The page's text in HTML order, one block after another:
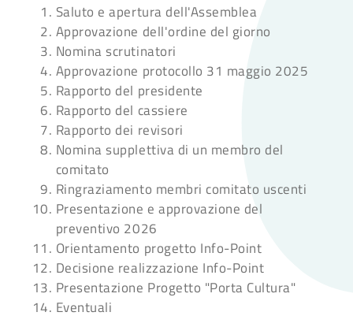
Saluto e apertura dell'Assemblea
Approvazione dell'ordine del giorno
Nomina scrutinatori
Approvazione protocollo 31 maggio 2025
Rapporto del presidente
Rapporto del cassiere
Rapporto dei revisori
Nomina supplettiva di un membro del
comitato
Ringraziamento membri comitato uscenti
Presentazione e approvazione del
preventivo 2026
Orientamento progetto Info-Point
Decisione realizzazione Info-Point
Presentazione Progetto "Porta Cultura"
Eventuali